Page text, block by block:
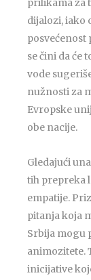
prilikama za
dijalozi, iako
se čini da će
vode
nužnosti za
Evropske
obe nacije.
Gledajući
tih prepreka
empatije.
pitanja koja
Srbija mogu
animozitete.
inicijative